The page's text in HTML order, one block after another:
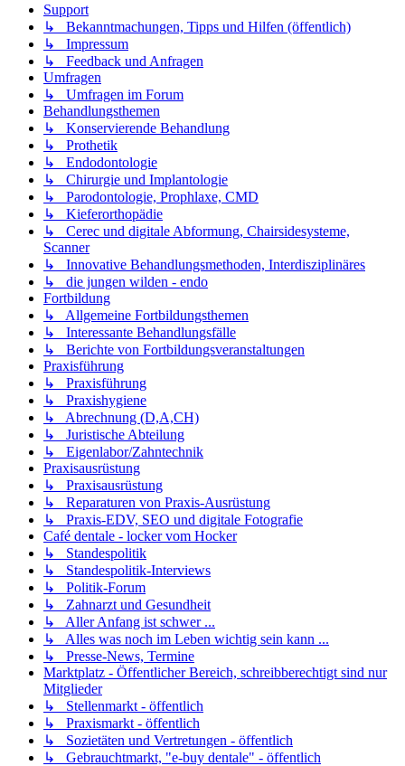
Support
↳ Bekanntmachungen, Tipps und Hilfen (öffentlich)
↳ Impressum
↳ Feedback und Anfragen
Umfragen
↳ Umfragen im Forum
Behandlungsthemen
↳ Konservierende Behandlung
↳ Prothetik
↳ Endodontologie
↳ Chirurgie und Implantologie
↳ Parodontologie, Prophlaxe, CMD
↳ Kieferorthopädie
↳ Cerec und digitale Abformung, Chairsidesysteme,
Scanner
↳ Innovative Behandlungsmethoden, Interdisziplinäres
↳ die jungen wilden - endo
Fortbildung
↳ Allgemeine Fortbildungsthemen
↳ Interessante Behandlungsfälle
↳ Berichte von Fortbildungsveranstaltungen
Praxisführung
↳ Praxisführung
↳ Praxishygiene
↳ Abrechnung (D,A,CH)
↳ Juristische Abteilung
↳ Eigenlabor/Zahntechnik
Praxisausrüstung
↳ Praxisausrüstung
↳ Reparaturen von Praxis-Ausrüstung
↳ Praxis-EDV, SEO und digitale Fotografie
Café dentale - locker vom Hocker
↳ Standespolitik
↳ Standespolitik-Interviews
↳ Politik-Forum
↳ Zahnarzt und Gesundheit
↳ Aller Anfang ist schwer ...
↳ Alles was noch im Leben wichtig sein kann ...
↳ Presse-News, Termine
Marktplatz - Öffentlicher Bereich, schreibberechtigt sind nur
Mitglieder
↳ Stellenmarkt - öffentlich
↳ Praxismarkt - öffentlich
↳ Sozietäten und Vertretungen - öffentlich
↳ Gebrauchtmarkt, "e-buy dentale" - öffentlich